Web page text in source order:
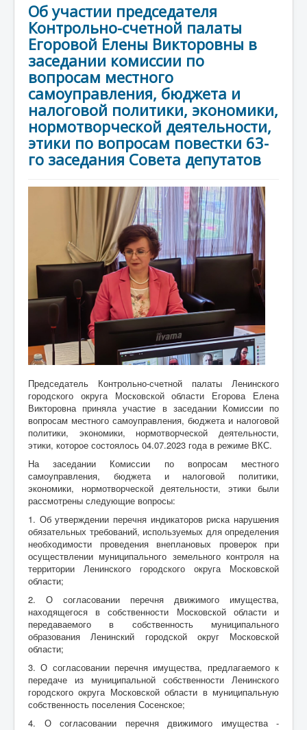
Об участии председателя
Контрольно-счетной палаты
Егоровой Елены Викторовны в
заседании комиссии по
вопросам местного
самоуправления, бюджета и
налоговой политики, экономики,
нормотворческой деятельности,
этики по вопросам повестки 63-
го заседания Совета депутатов
Председатель Контрольно-счетной палаты Ленинского
городского округа Московской области Егорова Елена
Викторовна приняла участие в заседании Комиссии по
вопросам местного самоуправления, бюджета и налоговой
политики, экономики, нормотворческой деятельности,
этики, которое состоялось 04.07.2023 года в режиме ВКС.
На заседании Комиссии по вопросам местного
самоуправления, бюджета и налоговой политики,
экономики, нормотворческой деятельности, этики были
рассмотрены следующие вопросы:
1. Об утверждении перечня индикаторов риска нарушения
обязательных требований, используемых для определения
необходимости проведения внеплановых проверок при
осуществлении муниципального земельного контроля на
территории Ленинского городского округа Московской
области;
2. О согласовании перечня движимого имущества,
находящегося в собственности Московской области и
передаваемого в собственность муниципального
образования Ленинский городской округ Московской
области;
3. О согласовании перечня имущества, предлагаемого к
передаче из муниципальной собственности Ленинского
городского округа Московской области в муниципальную
собственность поселения Сосенское;
4. О согласовании перечня движимого имущества -